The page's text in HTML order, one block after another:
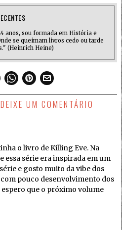
anos, sou formada em História e
se queimam livros cedo ou tarde
(Heinrich Heine)
DEIXE UM COMENTÁRIO
o livro de Killing Eve. Na
essa série era inspirada em um
e gosto muito da vibe dos
pouco desenvolvimento dos
que o próximo volume